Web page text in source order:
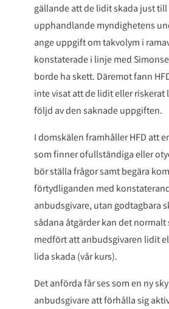
gällande att de lidit skada just
upphandlande myndighetens
ange uppgift om takvolym i
konstaterade i linje med
borde ha skett. Däremot fann
inte visat att de lidit eller riskerat
följd av den saknade uppgiften.
I domskälen framhåller HFD att
som finner ofullständiga eller
bör ställa frågor samt begära
förtydliganden med
anbudsgivare, utan godtagbara
sådana åtgärder kan det normalt
medfört att anbudsgivaren lidit
lida skada (vår kurs).
Det anförda får ses som en ny
anbudsgivare att förhålla sig